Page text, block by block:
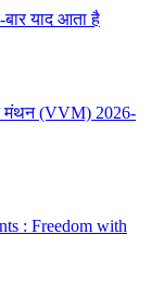
याद आता है
मंथन (VVM) 2026-
: Freedom with